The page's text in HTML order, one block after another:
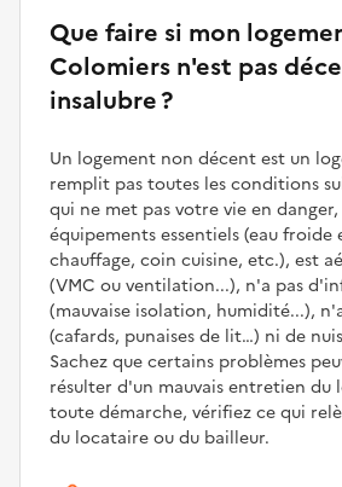
Que faire si mon
Colomiers n'est pas
insalubre ?
Un logement non décent est un
remplit pas toutes les conditions
qui ne met pas votre vie en
équipements essentiels (eau froide
chauffage, coin cuisine, etc.), est
(VMC ou ventilation...), n'a pas
(mauvaise isolation, humidité...),
(cafards, punaises de lit…) ni de
Sachez que certains problèmes
résulter d'un mauvais entretien du
toute démarche, vérifiez ce qui
du locataire ou du bailleur.